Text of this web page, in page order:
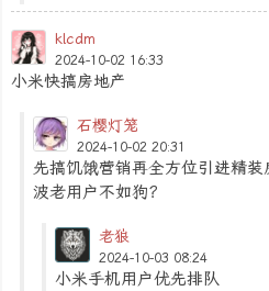
klcdm
2024-10-02 16:33
小米快搞房地产
石樱灯笼
2024-10-02 20:31
先搞饥饿营销再全方位引进精
波老用户不如狗？
老狼
2024-10-03 08:24
小米手机用户优先排队